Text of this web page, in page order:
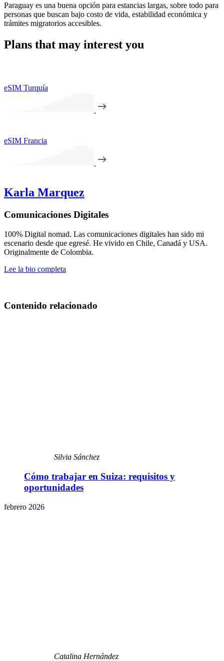
Paraguay es una buena opción para estancias largas, sobre todo para
personas que buscan bajo costo de vida, estabilidad económica y
trámites migratorios accesibles.
Plans that may interest you
eSIM Turquía
eSIM Francia
Karla Marquez
Comunicaciones Digitales
100% Digital nomad. Las comunicaciones digitales han sido mi
escenario desde que egresé. He vivido en Chile, Canadá y USA.
Originalmente de Colombia.
Lee la bio completa
Contenido relacionado
Silvia Sánchez
Cómo trabajar en Suiza: requisitos y
oportunidades
febrero 2026
Catalina Hernández